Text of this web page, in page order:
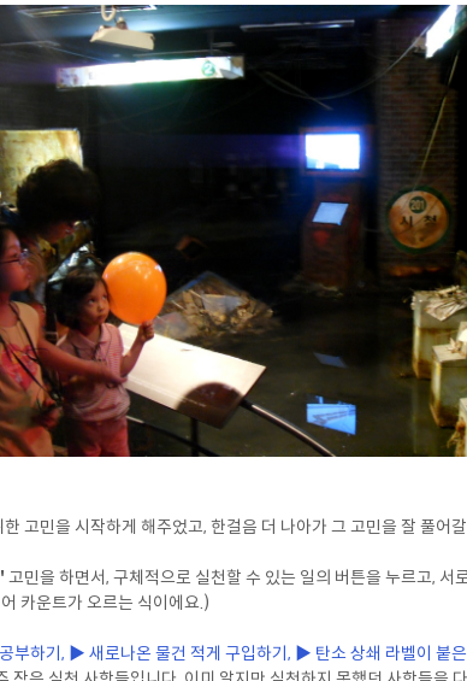
고민을 시작하게 해주었고, 한걸음 더 나아가 그 고민을 잘 풀어
고민을 하면서, 구체적으로 실천할 수 있는 일의 버튼을 누르고, 서
카운트가 오르는 식이에요.)
하기, ▶ 새로나온 물건 적게 구입하기, ▶ 탄소 상쇄 라벨이 붙